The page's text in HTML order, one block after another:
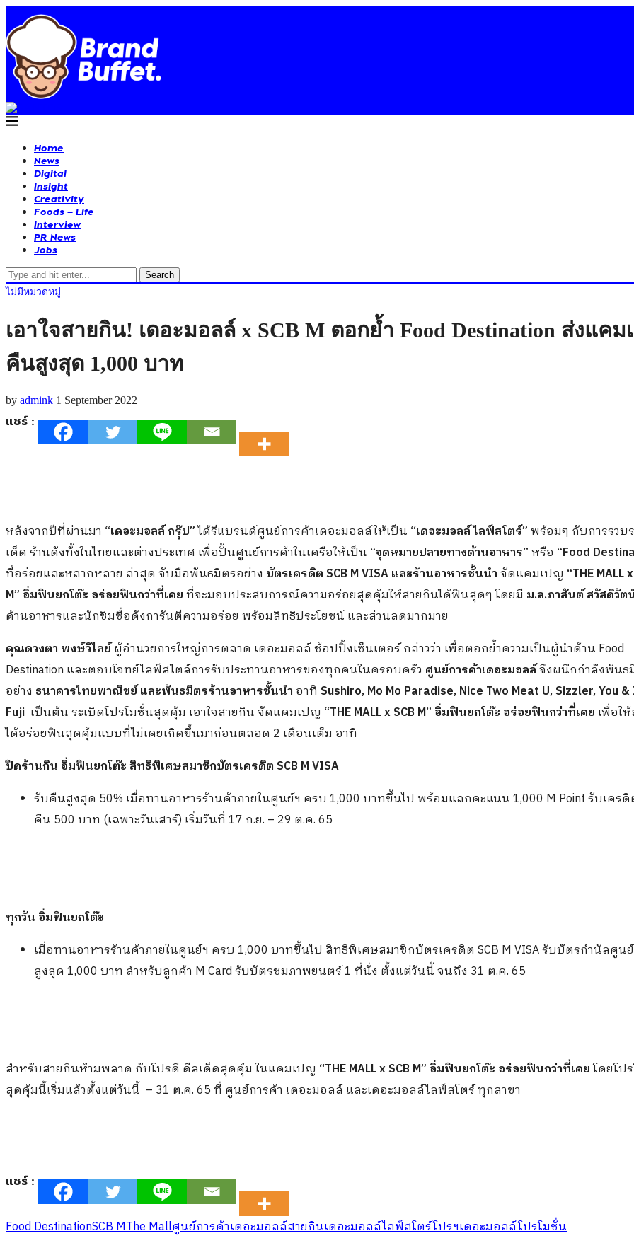
Home
News
Digital
Insight
Creativity
Foods – Life
Interview
PR News
Jobs
Search
ไม่มีหมวดหมู่
เอาใจสายกิน! เดอะมอลล์ x SCB M ตอกย้ำ Food Destination ส่งแค
คืนสูงสุด 1,000 บาท
by admink 1 September 2022
แชร์ :
หลังจากปีที่ผ่านมา “เดอะมอลล์ กรุ๊ป”ได้รีแบรนด์ศูนย์การค้าเดอะมอลล์ให้เป็น “เดอะมอลล์ ไลฟ์สโตร์”พร้อมๆ กับการรวบ
เด็ด ร้านดังทั้งในไทยและต่างประเทศ เพื่อปั้นศูนย์การค้าในเครือให้เป็น “จุดหมายปลายทางด้านอาหาร”หรือ “Food
ที่อร่อยและหลากหลาย ล่าสุด จับมือพันธมิตรอย่าง บัตรเครดิต SCB M VISAและร้านอาหารชั้นนำจัดแคมเปญ “THE MALL
M” อิ่มฟินยกโต๊ะ อร่อยฟินกว่าที่เคยที่จะมอบประสบการณ์ความอร่อยสุดคุ้มให้สายกินได้ฟินสุดๆ โดยมี ม.ล.ภาสันต์ สวัสดิวัต
ด้านอาหารและนักชิมชื่อดังการันตีความอร่อย พร้อมสิทธิประโยชน์ และส่วนลดมากมาย
คุณดวงตา พงษ์วิไลย์ผู้อำนวยการใหญ่การตลาด เดอะมอลล์ ช้อปปิ้งเซ็นเตอร์ กล่าวว่า เพื่อตอกย้ำความเป็นผู้นำด้าน Food
Destination และตอบโจทย์ไลฟ์สไตล์การรับประทานอาหารของทุกคนในครอบครัว ศูนย์การค้าเดอะมอลล์จึงผนึกกำลังพันธ
อย่าง ธนาคารไทยพาณิชย์และพันธมิตรร้านอาหารชั้นนำ อาทิ Sushiro, Mo Mo Paradise, Nice Two Meat U,Sizzler, You
Fuji เป็นต้น ระเบิดโปรโมชั่นสุดคุ้ม เอาใจสายกิน จัดแคมเปญ “THE MALL x SCB M” อิ่มฟินยกโต๊ะ อร่อยฟินกว่าที่เคย เพื่อใ
ได้อร่อยฟินสุดคุ้มแบบที่ไม่เคยเกิดขึ้นมาก่อนตลอด 2 เดือนเต็ม อาทิ
ปิดร้านกิน อิ่มฟินยกโต๊ะ สิทธิพิเศษสมาชิกบัตรเครดิต SCB M VISA
รับคืนสูงสุด 50% เมื่อทานอาหารร้านค้าภายในศูนย์ฯ ครบ 1,000 บาทขึ้นไป พร้อมแลกคะแนน 1,000 M Point รับเครดิ
คืน 500 บาท (เฉพาะวันเสาร์) เริ่มวันที่ 17 ก.ย. – 29 ต.ค. 65
ทุกวัน อิ่มฟินยกโต๊ะ
เมื่อทานอาหารร้านค้าภายในศูนย์ฯ ครบ 1,000 บาทขึ้นไป สิทธิพิเศษสมาชิกบัตรเครดิต SCB M VISA รับบัตรกำนัลศูน
สูงสุด 1,000 บาท สำหรับลูกค้า M Card รับบัตรชมภาพยนตร์ 1 ที่นั่ง ตั้งแต่วันนี้ จนถึง 31 ต.ค. 65
สำหรับสายกินห้ามพลาด กับโปรดี ดีลเด็ดสุดคุ้ม ในแคมเปญ “THE MALL x SCB M” อิ่มฟินยกโต๊ะ อร่อยฟินกว่าที่เคยโดยโป
สุดคุ้มนี้เริ่มแล้วตั้งแต่วันนี้ – 31 ต.ค. 65 ที่ ศูนย์การค้า เดอะมอลล์ และเดอะมอลล์ไลฟ์สโตร์ ทุกสาขา
แชร์ :
Food DestinationSCB MThe Mallศูนย์การค้าเดอะมอลล์สายกินเดอะมอลล์ไลฟ์สโตร์โปรฯเดอะมอลล์โปรโมชั่น